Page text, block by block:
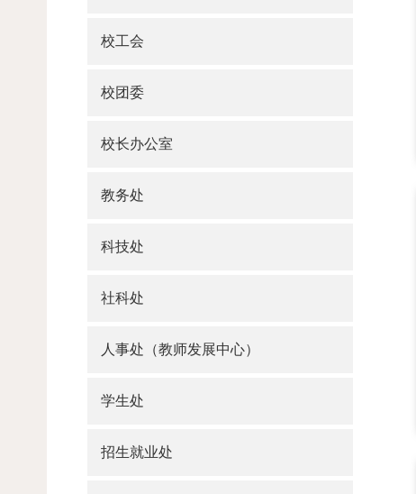
校工会
校团委
校长办公室
教务处
科技处
社科处
人事处（教师发展中心）
学生处
招生就业处